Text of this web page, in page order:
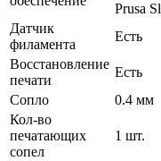
Prusa
Датчик
филамента
Есть
Восстановление
печати
Есть
Сопло
0.4 мм
Кол-во
печатающих
сопел
1 шт.